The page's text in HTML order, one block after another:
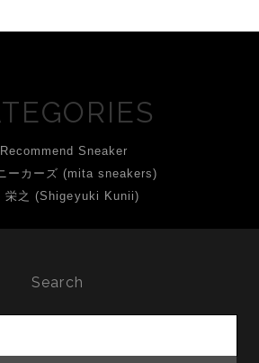
Recommend Sneaker
ーカーズ (mita sneakers)
栄之 (Shigeyuki Kunii)
Search